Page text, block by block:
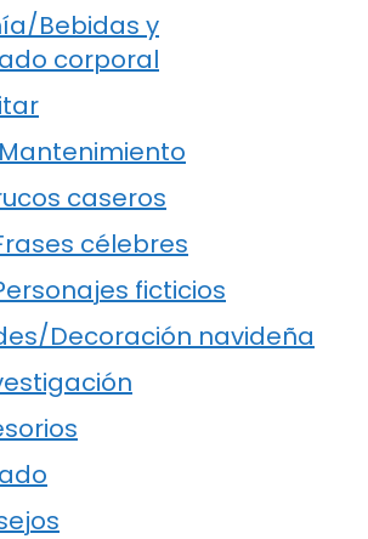
Bebidas y
corporal
caseros
célebres
ficticios
Decoración navideña